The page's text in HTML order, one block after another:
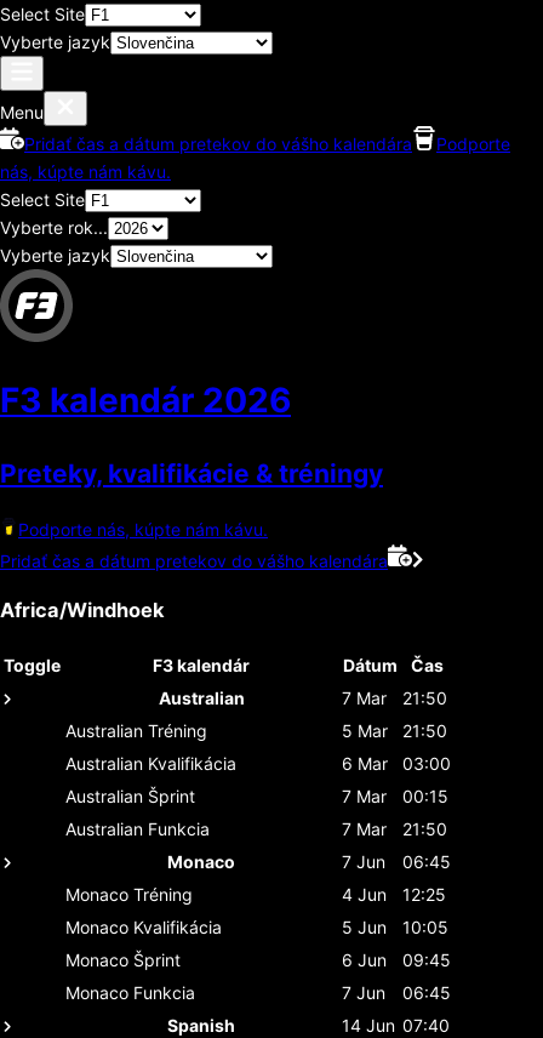
Select Site
Vyberte jazyk
Menu
Pridať čas a dátum pretekov do vášho kalendára
Podporte
nás, kúpte nám kávu.
Select Site
Vyberte rok...
Vyberte jazyk
F3 kalendár 2026
Preteky, kvalifikácie & tréningy
Podporte nás, kúpte nám kávu.
Pridať čas a dátum pretekov do vášho kalendára
Africa/Windhoek
Toggle F3 kalendár Dátum
Čas
Australian
7 Mar
21:50
Australian Tréning 5 Mar
21:50
Australian Kvalifikácia 6 Mar
03:00
Australian Šprint 7 Mar
00:15
Australian Funkcia 7 Mar
21:50
Monaco
7 Jun
06:45
Monaco Tréning 4 Jun
12:25
Monaco Kvalifikácia 5 Jun
10:05
Monaco Šprint 6 Jun
09:45
Monaco Funkcia 7 Jun
06:45
Spanish
14 Jun 07:40